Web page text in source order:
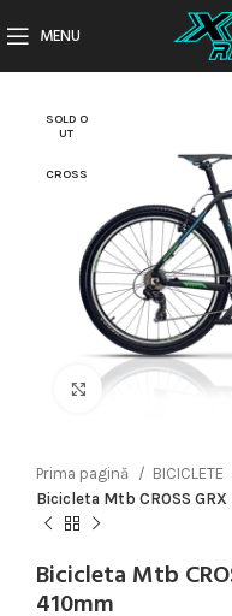
MENU
SOLD O
UT
CROSS
Click to enlarge
Prima pagină BICICLETE
Bicicleta Mtb CROSS
Bicicleta Mtb
410mm